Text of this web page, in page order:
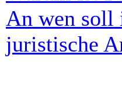
An wen soll
juristische